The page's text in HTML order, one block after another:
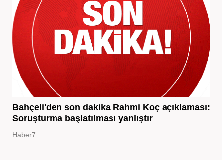
Bahçeli'den son dakika Rahmi Koç açıklaması:
Soruşturma başlatılması yanlıştır
Haber7